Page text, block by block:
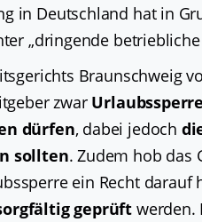
in Deutschland hat in
„dringende betriebliche
Braunschweig
zwar
dürfen, dabei jedoch
sollten. Zudem hob das
ein Recht darauf
geprüft werden.